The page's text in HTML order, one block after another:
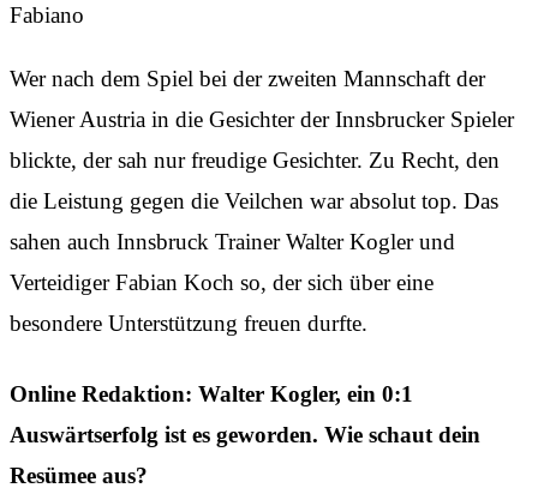
Fabiano
Wer nach dem Spiel bei der zweiten Mannschaft der
Wiener Austria in die Gesichter der Innsbrucker Spieler
blickte, der sah nur freudige Gesichter. Zu Recht, den
die Leistung gegen die Veilchen war absolut top. Das
sahen auch Innsbruck Trainer Walter Kogler und
Verteidiger Fabian Koch so, der sich über eine
besondere Unterstützung freuen durfte.
Online Redaktion: Walter Kogler, ein 0:1
Auswärtserfolg ist es geworden. Wie schaut dein
Resümee aus?